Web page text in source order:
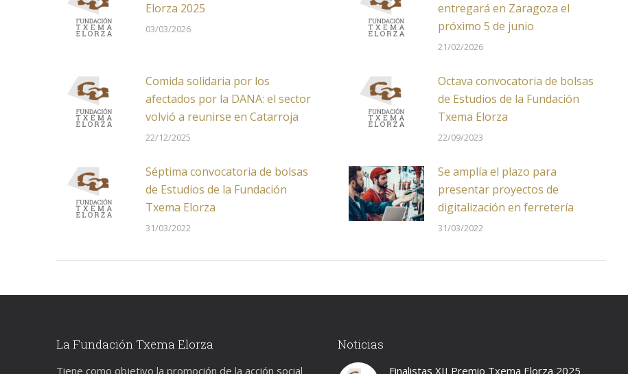
Elorza 2025
03/03/2026
entregará en Zaragoza el
próximo 5 de junio
21/02/2026
Comida solidaria por los
afectados por la DANA: el sector
volvió a reunirse en Catarroja
22/12/2025
Octava convocatoria de bolsas
de Estudios de la Fundación
Txema Elorza
22/09/2023
Séptima convocatoria de bolsas
de Estudios de la Fundación
Txema Elorza
31/03/2022
Se amplía el plazo para
presentar proyectos de
digitalización en ferretería
31/03/2022
La Fundación Txema Elorza
Tiene como objetivo la promoción de la acción social
Noticias
Finalistas XII Premio Txema Elorza 2025